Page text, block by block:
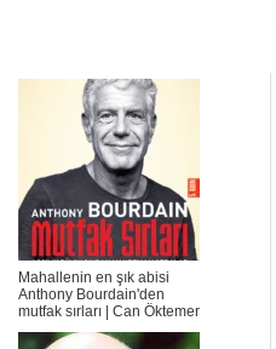
Mahallenin en şık abisi
Anthony Bourdain'den
mutfak sırları | Can Öktemer